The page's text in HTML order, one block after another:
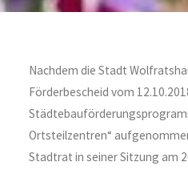
Nachdem die Stadt
Förderbescheid vom
Ortsteilzentren“
Stadtrat in seiner Sitzung am